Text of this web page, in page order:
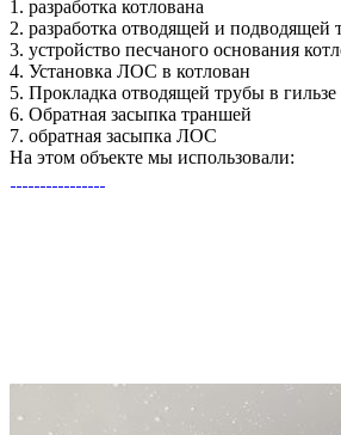
1. разработка котлована
2. разработка отводящей и подводящей
3. устройство песчаного основания
4. Установка ЛОС в котлован
5. Прокладка отводящей трубы в гильзе
6. Обратная засыпка траншей
7. обратная засыпка ЛОС
На этом объекте мы использовали: